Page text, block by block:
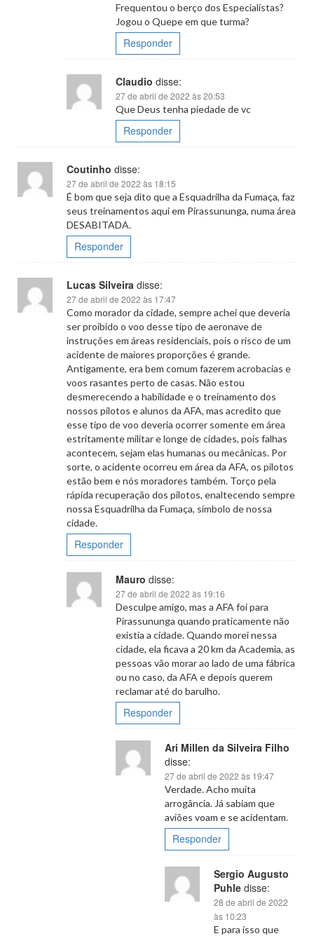
Frequentou o berço dos Especialistas?
Jogou o Quepe em que turma?
Responder
Claudio disse:
27 de abril de 2022 às 20:53
Que Deus tenha piedade de vc
Responder
Coutinho disse:
27 de abril de 2022 às 18:15
É bom que seja dito que a Esquadrilha da Fumaça, faz
seus treinamentos aqui em Pirassununga, numa área
DESABITADA.
Responder
Lucas Silveira disse:
27 de abril de 2022 às 17:47
Como morador da cidade, sempre achei que deveria
ser proibido o voo desse tipo de aeronave de
instruções em áreas residenciais, pois o risco de um
acidente de maiores proporções é grande.
Antigamente, era bem comum fazerem acrobacias e
voos rasantes perto de casas. Não estou
desmerecendo a habilidade e o treinamento dos
nossos pilotos e alunos da AFA, mas acredito que
esse tipo de voo deveria ocorrer somente em área
estritamente militar e longe de cidades, pois falhas
acontecem, sejam elas humanas ou mecânicas. Por
sorte, o acidente ocorreu em área da AFA, os pilotos
estão bem e nós moradores também. Torço pela
rápida recuperação dos pilotos, enaltecendo sempre
nossa Esquadrilha da Fumaça, símbolo de nossa
cidade.
Responder
Mauro disse:
27 de abril de 2022 às 19:16
Desculpe amigo, mas a AFA foi para
Pirassununga quando praticamente não
existia a cidade. Quando morei nessa
cidade, ela ficava a 20 km da Academia, as
pessoas vão morar ao lado de uma fábrica
ou no caso, da AFA e depois querem
reclamar até do barulho.
Responder
Ari Millen da Silveira Filho
disse:
27 de abril de 2022 às 19:47
Verdade. Acho muita
arrogância. Já sabiam que
aviões voam e se acidentam.
Responder
Sergio Augusto
Puhle disse:
28 de abril de 2022
às 10:23
E para isso que